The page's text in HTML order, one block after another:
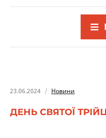
23.06.2024 Новини
ДЕНЬ СВЯТОЇ